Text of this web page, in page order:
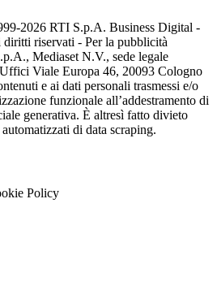
2026 RTI S.p.A. Business Digital -
riservati - Per la pubblicità
Mediaset N.V., sede legale
Viale Europa 46, 20093 Cologno
e ai dati personali trasmessi e/o
funzionale all’addestramento di
generativa. È altresì fatto divieto
di data scraping.
Policy